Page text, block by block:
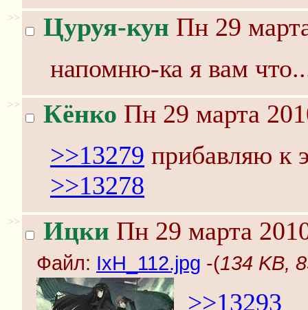
>> Цуруя-кун Пн 29
напомню-ка я вам
>> Кёнко Пн 29 марта
>>13279 прибавляю к
>>13278
>> Ицки Пн 29 марта
Файл: IxH_112.jpg -(134 KB,
>>13293